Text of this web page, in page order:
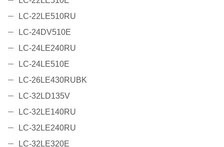
LC-22LE510RU
LC-24DV510E
LC-24LE240RU
LC-24LE510E
LC-26LE430RUBK
LC-32LD135V
LC-32LE140RU
LC-32LE240RU
LC-32LE320E